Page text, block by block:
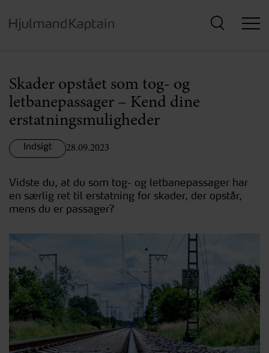
hovedindhold
Skader opstået som tog- og
letbanepassager – Kend dine
erstatningsmuligheder
Indsigt 28.09.2023
Vidste du, at du som tog- og letbanepassager har
en særlig ret til erstatning for skader, der opstår,
mens du er passager?